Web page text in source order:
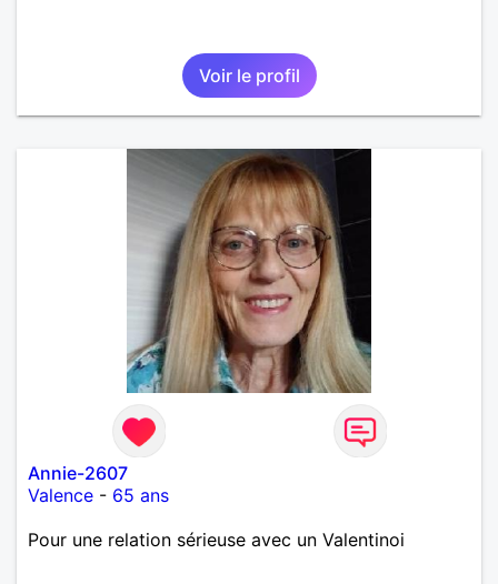
Voir le profil
Annie-2607
Valence - 65 ans
Pour une relation sérieuse avec un Valentinoi